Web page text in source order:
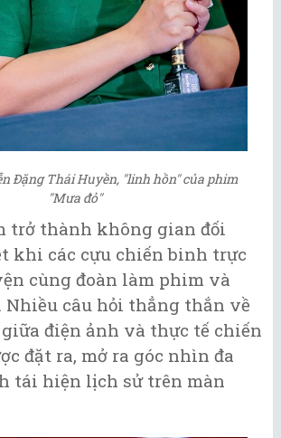
Đặng Thái Huyền, "linh hồn" của phim
"Mưa đỏ"
trở thành không gian đối
khi các cựu chiến binh trực
cùng đoàn làm phim và
Nhiều câu hỏi thẳng thắn về
điện ảnh và thực tế chiến
đặt ra, mở ra góc nhìn đa
tái hiện lịch sử trên màn